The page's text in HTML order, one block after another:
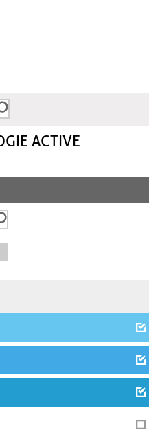
ACTIVE